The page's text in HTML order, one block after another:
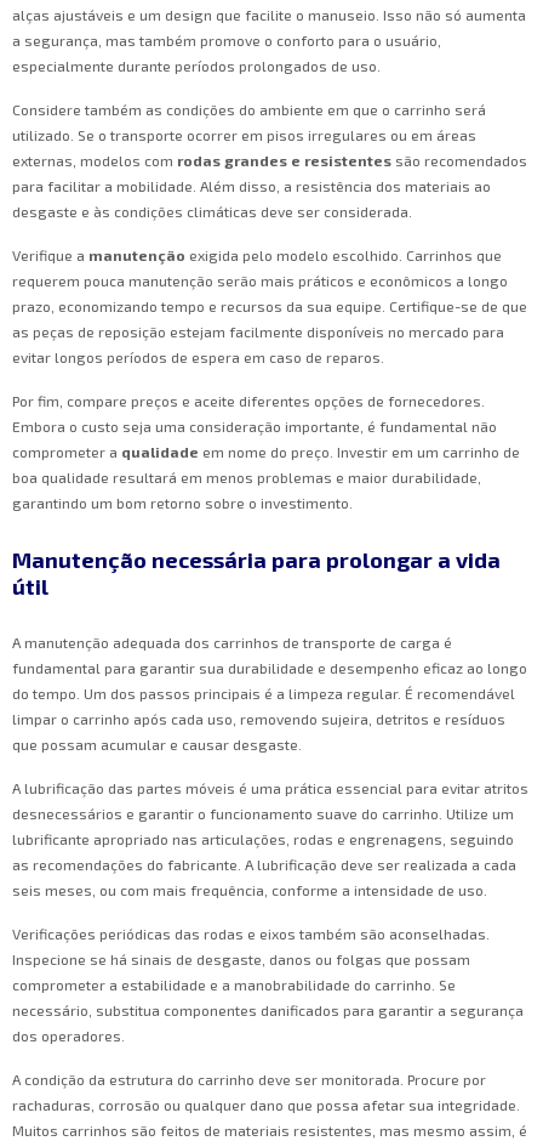
alças ajustáveis e um design que facilite o manuseio. Isso não só aumenta
a segurança, mas também promove o conforto para o usuário,
especialmente durante períodos prolongados de uso.
Considere também as condições do ambiente em que o carrinho será
utilizado. Se o transporte ocorrer em pisos irregulares ou em áreas
externas, modelos com rodas grandes e resistentes são recomendados
para facilitar a mobilidade. Além disso, a resistência dos materiais ao
desgaste e às condições climáticas deve ser considerada.
Verifique a manutenção exigida pelo modelo escolhido. Carrinhos que
requerem pouca manutenção serão mais práticos e econômicos a longo
prazo, economizando tempo e recursos da sua equipe. Certifique-se de que
as peças de reposição estejam facilmente disponíveis no mercado para
evitar longos períodos de espera em caso de reparos.
Por fim, compare preços e aceite diferentes opções de fornecedores.
Embora o custo seja uma consideração importante, é fundamental não
comprometer a qualidade em nome do preço. Investir em um carrinho de
boa qualidade resultará em menos problemas e maior durabilidade,
garantindo um bom retorno sobre o investimento.
Manutenção necessária para prolongar a vida
útil
A manutenção adequada dos carrinhos de transporte de carga é
fundamental para garantir sua durabilidade e desempenho eficaz ao longo
do tempo. Um dos passos principais é a limpeza regular. É recomendável
limpar o carrinho após cada uso, removendo sujeira, detritos e resíduos
que possam acumular e causar desgaste.
A lubrificação das partes móveis é uma prática essencial para evitar atritos
desnecessários e garantir o funcionamento suave do carrinho. Utilize um
lubrificante apropriado nas articulações, rodas e engrenagens, seguindo
as recomendações do fabricante. A lubrificação deve ser realizada a cada
seis meses, ou com mais frequência, conforme a intensidade de uso.
Verificações periódicas das rodas e eixos também são aconselhadas.
Inspecione se há sinais de desgaste, danos ou folgas que possam
comprometer a estabilidade e a manobrabilidade do carrinho. Se
necessário, substitua componentes danificados para garantir a segurança
dos operadores.
A condição da estrutura do carrinho deve ser monitorada. Procure por
rachaduras, corrosão ou qualquer dano que possa afetar sua integridade.
Muitos carrinhos são feitos de materiais resistentes, mas mesmo assim, é